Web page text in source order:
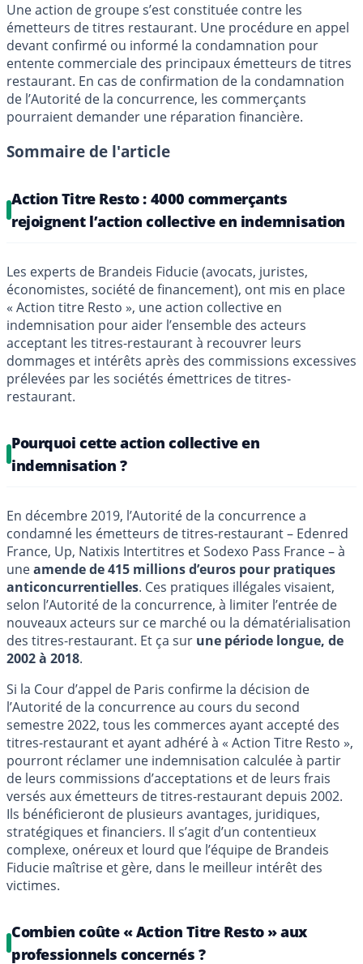
Une action de groupe s’est constituée contre les
émetteurs de titres restaurant. Une procédure en appel
devant confirmé ou informé la condamnation pour
entente commerciale des principaux émetteurs de titres
restaurant. En cas de confirmation de la condamnation
de l’Autorité de la concurrence, les commerçants
pourraient demander une réparation financière.
Sommaire de l'article
Action Titre Resto : 4000 commerçants
rejoignent l’action collective en indemnisation
Les experts de Brandeis Fiducie (avocats, juristes,
économistes, société de financement), ont mis en place
« Action titre Resto », une action collective en
indemnisation pour aider l’ensemble des acteurs
acceptant les titres-restaurant à recouvrer leurs
dommages et intérêts après des commissions excessives
prélevées par les sociétés émettrices de titres-
restaurant.
Pourquoi cette action collective en
indemnisation ?
En décembre 2019, l’Autorité de la concurrence a
condamné les émetteurs de titres-restaurant – Edenred
France, Up, Natixis Intertitres et Sodexo Pass France – à
uneamende de 415 millions d’euros pour pratiques
anticoncurrentielles. Ces pratiques illégales visaient,
selon l’Autorité de la concurrence, à limiter l’entrée de
nouveaux acteurs sur ce marché ou la dématérialisation
des titres-restaurant. Et ça sur une période longue, de
2002 à 2018.
Si la Cour d’appel de Paris confirme la décision de
l’Autorité de la concurrence au cours du second
semestre 2022, tous les commerces ayant accepté des
titres-restaurant et ayant adhéré à « Action Titre Resto »,
pourront réclamer une indemnisation calculée à partir
de leurs commissions d’acceptations et de leurs frais
versés aux émetteurs de titres-restaurant depuis 2002.
Ils bénéficieront de plusieurs avantages, juridiques,
stratégiques et financiers. Il s’agit d’un contentieux
complexe, onéreux et lourd que l’équipe de Brandeis
Fiducie maîtrise et gère, dans le meilleur intérêt des
victimes.
Combien coûte « Action Titre Resto » aux
professionnels concernés ?